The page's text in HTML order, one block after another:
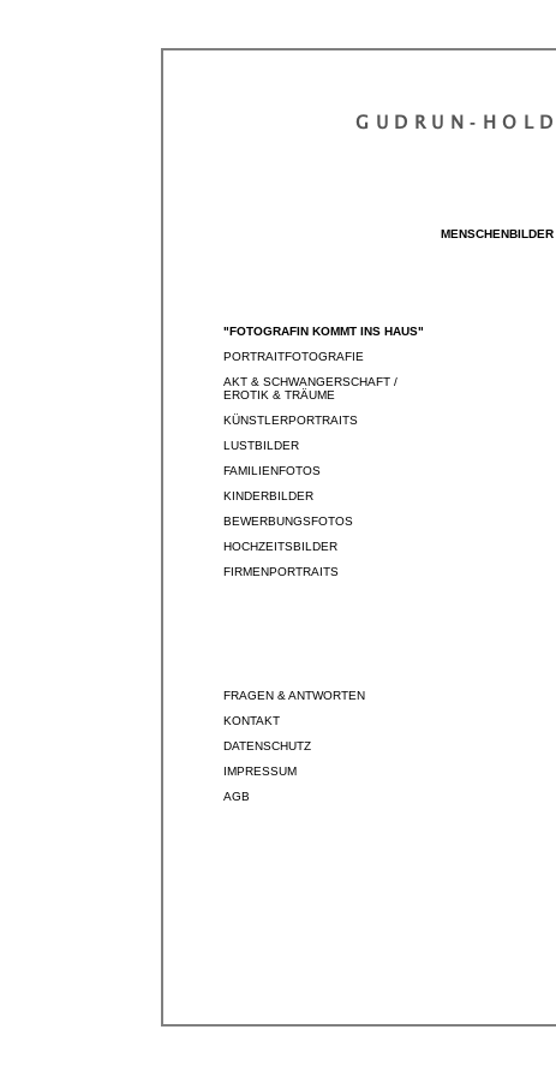
MENSCHENBILDER
"FOTOGRAFIN KOMMT INS HAUS"
PORTRAITFOTOGRAFIE
AKT & SCHWANGERSCHAFT /
EROTIK & TRÄUME
KÜNSTLERPORTRAITS
LUSTBILDER
FAMILIENFOTOS
KINDERBILDER
BEWERBUNGSFOTOS
HOCHZEITSBILDER
FIRMENPORTRAITS
FRAGEN & ANTWORTEN
KONTAKT
DATENSCHUTZ
IMPRESSUM
AGB